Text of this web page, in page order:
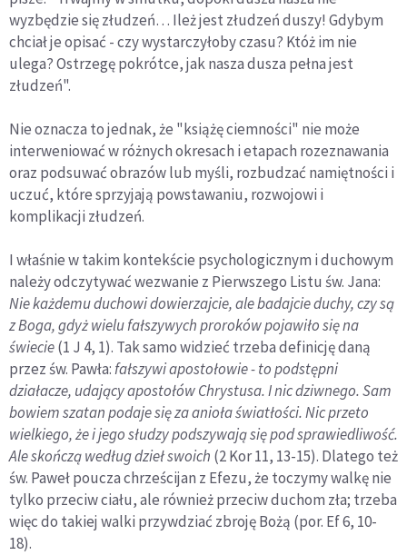
wyzbędzie się złudzeń… Ileż jest złudzeń duszy! Gdybym
chciał je opisać - czy wystarczyłoby czasu? Któż im nie
ulega? Ostrzegę pokrótce, jak nasza dusza pełna jest
złudzeń".
Nie oznacza to jednak, że "książę ciemności" nie może
interweniować w różnych okresach i etapach rozeznawania
oraz podsuwać obrazów lub myśli, rozbudzać namiętności i
uczuć, które sprzyjają powstawaniu, rozwojowi i
komplikacji złudzeń.
I właśnie w takim kontekście psychologicznym i duchowym
należy odczytywać wezwanie z Pierwszego Listu św. Jana:
Nie każdemu duchowi dowierzajcie, ale badajcie duchy, czy są
z Boga, gdyż wielu fałszywych proroków pojawiło się na
świecie(1 J 4, 1). Tak samo widzieć trzeba definicję daną
przez św. Pawła:fałszywi apostołowie - to podstępni
działacze, udający apostołów Chrystusa. I nic dziwnego. Sam
bowiem szatan podaje się za anioła światłości. Nic przeto
wielkiego, że i jego słudzy podszywają się pod sprawiedliwość.
Ale skończą według dzieł swoich (2 Kor 11, 13-15). Dlatego też
św. Paweł poucza chrześcijan z Efezu, że toczymy walkę nie
tylko przeciw ciału, ale również przeciw duchom zła; trzeba
więc do takiej walki przywdziać zbroję Bożą (por. Ef 6, 10-
18).